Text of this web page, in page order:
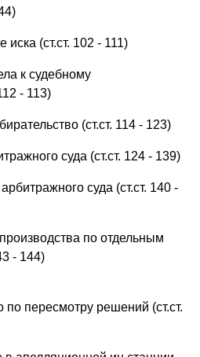
(ст.ст. 102 - 111)
к судебному
- 113)
(ст.ст. 114 - 123)
суда (ст.ст. 124 - 139)
суда (ст.ст. 140 -
по отдельным
- 144)
по пересмотру решений (ст.ст.